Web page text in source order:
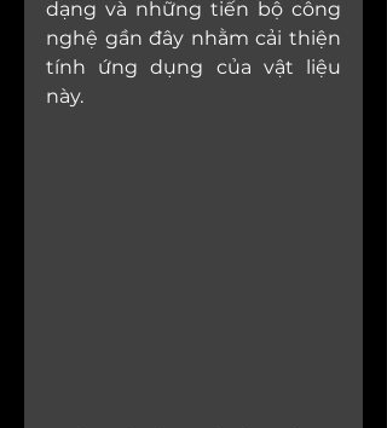
dạng và những tiến bộ công
nghệ gần đây nhằm cải thiện
tính ứng dụng của vật liệu
này.